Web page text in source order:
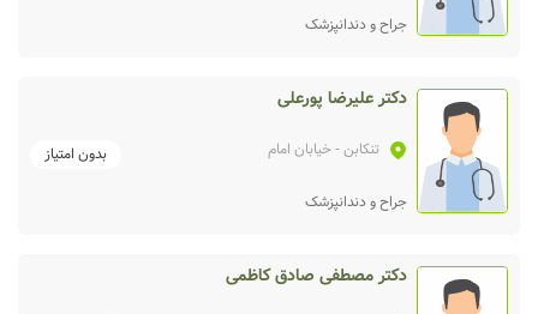
جراح و دندانپزشک
دکتر علیرضا پورعلی
تنکابن- خیابان امام بدون امتیاز
جراح و دندانپزشک
دکتر مصطفی صادق کاظمی